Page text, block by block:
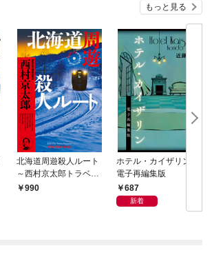
もっと見る
北海道周遊殺人ルート
～西村京太郎トラベル
ミステリー・セレクシ
990
ホテル・カイザリン
電子再編集版
687
新着